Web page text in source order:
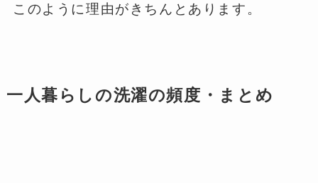
このように理由がきちんとあります。
一人暮らしの洗濯の頻度・まとめ